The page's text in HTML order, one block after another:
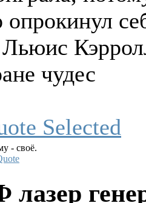
опрокинул
чудес
- своё.
лазер